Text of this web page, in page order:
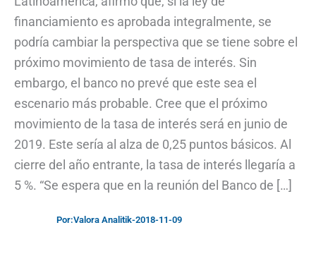
financiamiento es aprobada integralmente, se
podría cambiar la perspectiva que se tiene sobre el
próximo movimiento de tasa de interés. Sin
embargo, el banco no prevé que este sea el
escenario más probable. Cree que el próximo
movimiento de la tasa de interés será en junio de
2019. Este sería al alza de 0,25 puntos básicos. Al
cierre del año entrante, la tasa de interés llegaría a
5 %. “Se espera que en la reunión del Banco de […]
Por:Valora Analitik-2018-11-09